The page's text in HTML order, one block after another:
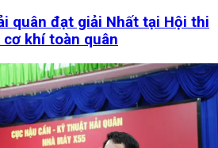
quân đạt giải Nhất tại Hội thi
khí toàn quân